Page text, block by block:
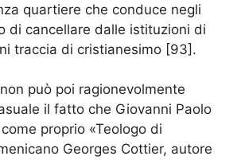
quartiere che conduce negli
di cancellare dalle istituzioni di
traccia di cristianesimo [93].
può poi ragionevolmente
il fatto che Giovanni Paolo
proprio «Teologo di
Georges Cottier, autore